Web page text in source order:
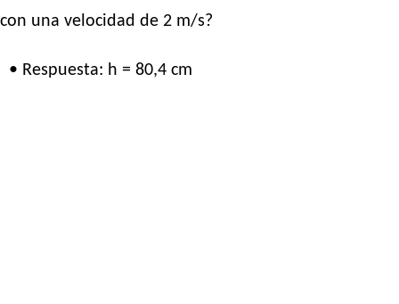
con una velocidad de 2 m/s?
• Respuesta: h = 80,4 cm